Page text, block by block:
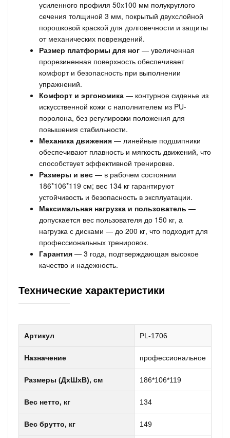
усиленного профиля 50х100 мм полукруглого
сечения толщиной 3 мм, покрытый двухслойной
порошковой краской для долговечности и защиты
от механических повреждений.
Размер платформы для ног — увеличенная
прорезиненная поверхность обеспечивает
комфорт и безопасность при выполнении
упражнений.
Комфорт и эргономика — контурное сиденье из
искусственной кожи с наполнителем из PU-
поролона, без регулировки положения для
повышения стабильности.
Механика движения — линейные подшипники
обеспечивают плавность и мягкость движений, что
способствует эффективной тренировке.
Размеры и вес — в рабочем состоянии
186*106*119 см; вес 134 кг гарантируют
устойчивость и безопасность в эксплуатации.
Максимальная нагрузка и пользователь —
допускается вес пользователя до 150 кг, а
нагрузка с дисками — до 200 кг, что подходит для
профессиональных тренировок.
Гарантия — 3 года, подтверждающая высокое
качество и надежность.
Технические характеристики
Артикул PL-1706
Назначение профессиональное
Размеры (ДxШxВ), см 186*106*119
Вес нетто, кг 134
Вес брутто, кг 149